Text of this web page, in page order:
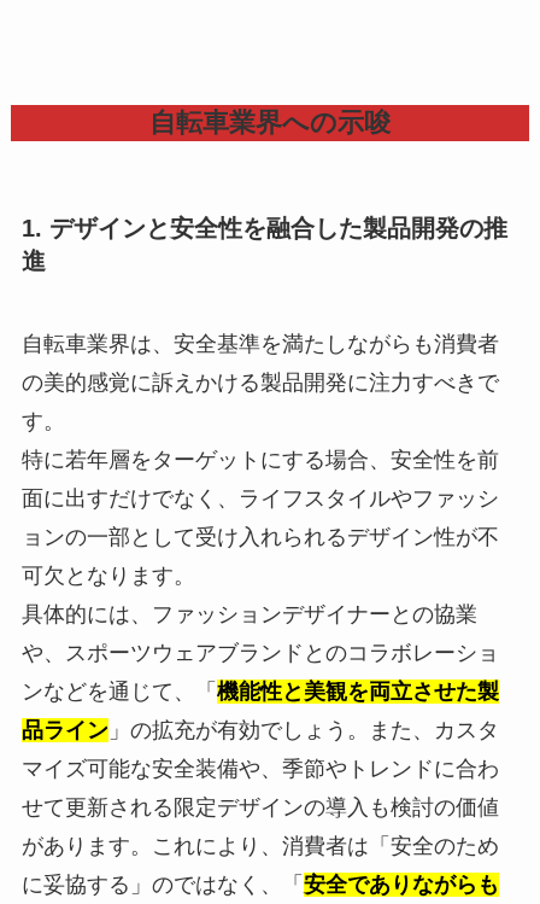
自転車業界への示唆
1. デザインと安全性を融合した製品開発の推
進
自転車業界は、安全基準を満たしながらも消費者
の美的感覚に訴えかける製品開発に注力すべきで
す。
特に若年層をターゲットにする場合、安全性を前
面に出すだけでなく、ライフスタイルやファッシ
ョンの一部として受け入れられるデザイン性が不
可欠となります。
具体的には、ファッションデザイナーとの協業
や、スポーツウェアブランドとのコラボレーショ
ンなどを通じて、「 機能性と美観を両立させた製
品ライン」の拡充が有効でしょう。また、カスタ
マイズ可能な安全装備や、季節やトレンドに合わ
せて更新される限定デザインの導入も検討の価値
があります。これにより、消費者は「安全のため
に妥協する」のではなく、「 安全でありながらも